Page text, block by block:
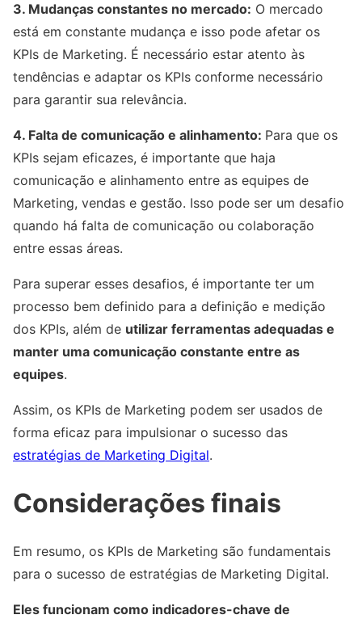
3. Mudanças constantes no mercado: O mercado
está em constante mudança e isso pode afetar os
KPIs de Marketing. É necessário estar atento às
tendências e adaptar os KPIs conforme necessário
para garantir sua relevância.
4. Falta de comunicação e alinhamento: Para que os
KPIs sejam eficazes, é importante que haja
comunicação e alinhamento entre as equipes de
Marketing, vendas e gestão. Isso pode ser um desafio
quando há falta de comunicação ou colaboração
entre essas áreas.
Para superar esses desafios, é importante ter um
processo bem definido para a definição e medição
dos KPIs, além de utilizar ferramentas adequadas e
manter uma comunicação constante entre as
equipes.
Assim, os KPIs de Marketing podem ser usados de
forma eficaz para impulsionar o sucesso das
estratégias de Marketing Digital.
Considerações finais
Em resumo, os KPIs de Marketing são fundamentais
para o sucesso de estratégias de Marketing Digital.
Eles funcionam como indicadores-chave de